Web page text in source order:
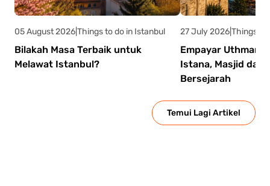
Temui Lagi Artikel
05 August 2026Things to do in Istanbul
Bilakah Masa Terbaik untuk
Melawat Istanbul?
27 July 2026Things to
Empayar
Istana, Masjid dan
Bersejarah